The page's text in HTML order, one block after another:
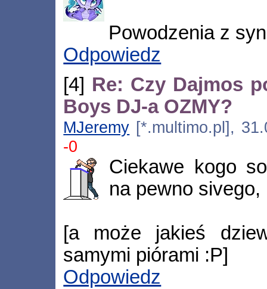
Powodzenia z
Odpowiedz
[4] Re: Czy Dajmos
Boys DJ-a OZMY?
MJeremy [*.multimo.pl],
-0
Ciekawe kogo
na pewno
[a może jakieś
samymi piórami :P]
Odpowiedz